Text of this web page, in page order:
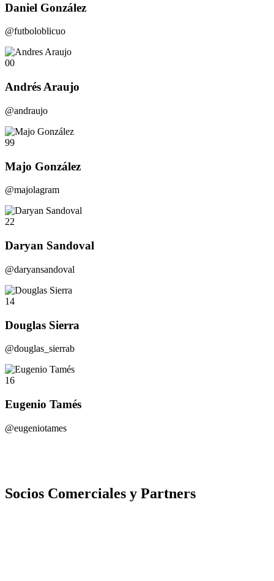
Daniel González
@futboloblicuo
00
Andrés Araujo
@andraujo
99
Majo González
@majolagram
22
Daryan Sandoval
@daryansandoval
14
Douglas Sierra
@douglas_sierrab
16
Eugenio Tamés
@eugeniotames
Socios Comerciales y Partners